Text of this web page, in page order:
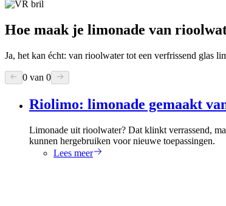
Hoe maak je limonade van
Ja, het kan écht: van rioolwater tot een verfrissend glas
0 van 0
Riolimo: limonade gemaakt
Limonade uit rioolwater? Dat klinkt verrassend,
kunnen hergebruiken voor nieuwe toepassingen.
Lees meer